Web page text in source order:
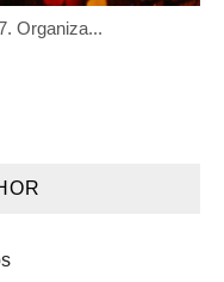
Organiza...